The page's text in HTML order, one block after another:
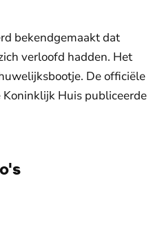
bekendgemaakt dat
verloofd hadden. Het
De officiële
Huis publiceerde